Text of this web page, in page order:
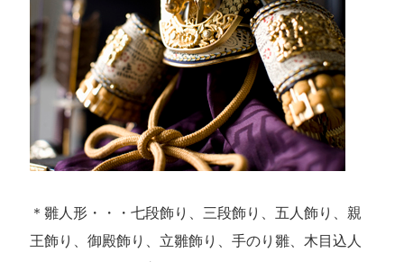
＊雛人形・・・七段飾り、三段飾り、五人飾り、親
王飾り、御殿飾り、立雛飾り、手のり雛、木目込人